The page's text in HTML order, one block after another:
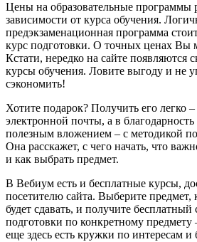
Цены на образовательные программы
зависимости от курса обучения.
предэкзаменационная программа
курс подготовки. О точных ценах Вы
Кстати, нередко на сайте появляются
курсы обучения. Ловите выгоду и не
сэкономить!
Хотите подарок? Получить его легко
электронной почты, а в
полезным вложением – с методикой
Она расскажет, с чего начать, что
и как выбрать предмет.
В Вебиум есть и бесплатные курсы,
посетителю сайта. Выберите
будет сдавать, и получите бесплатный
подготовки по конкретному предмету
еще здесь есть кружки по интересам